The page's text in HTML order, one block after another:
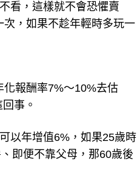
看，這樣就不會恐懼賣
，如果不趁年輕時多玩一
報酬率7%～10%去估
事。
以年增值6%，如果25歲時
即便不靠父母，那60歲後